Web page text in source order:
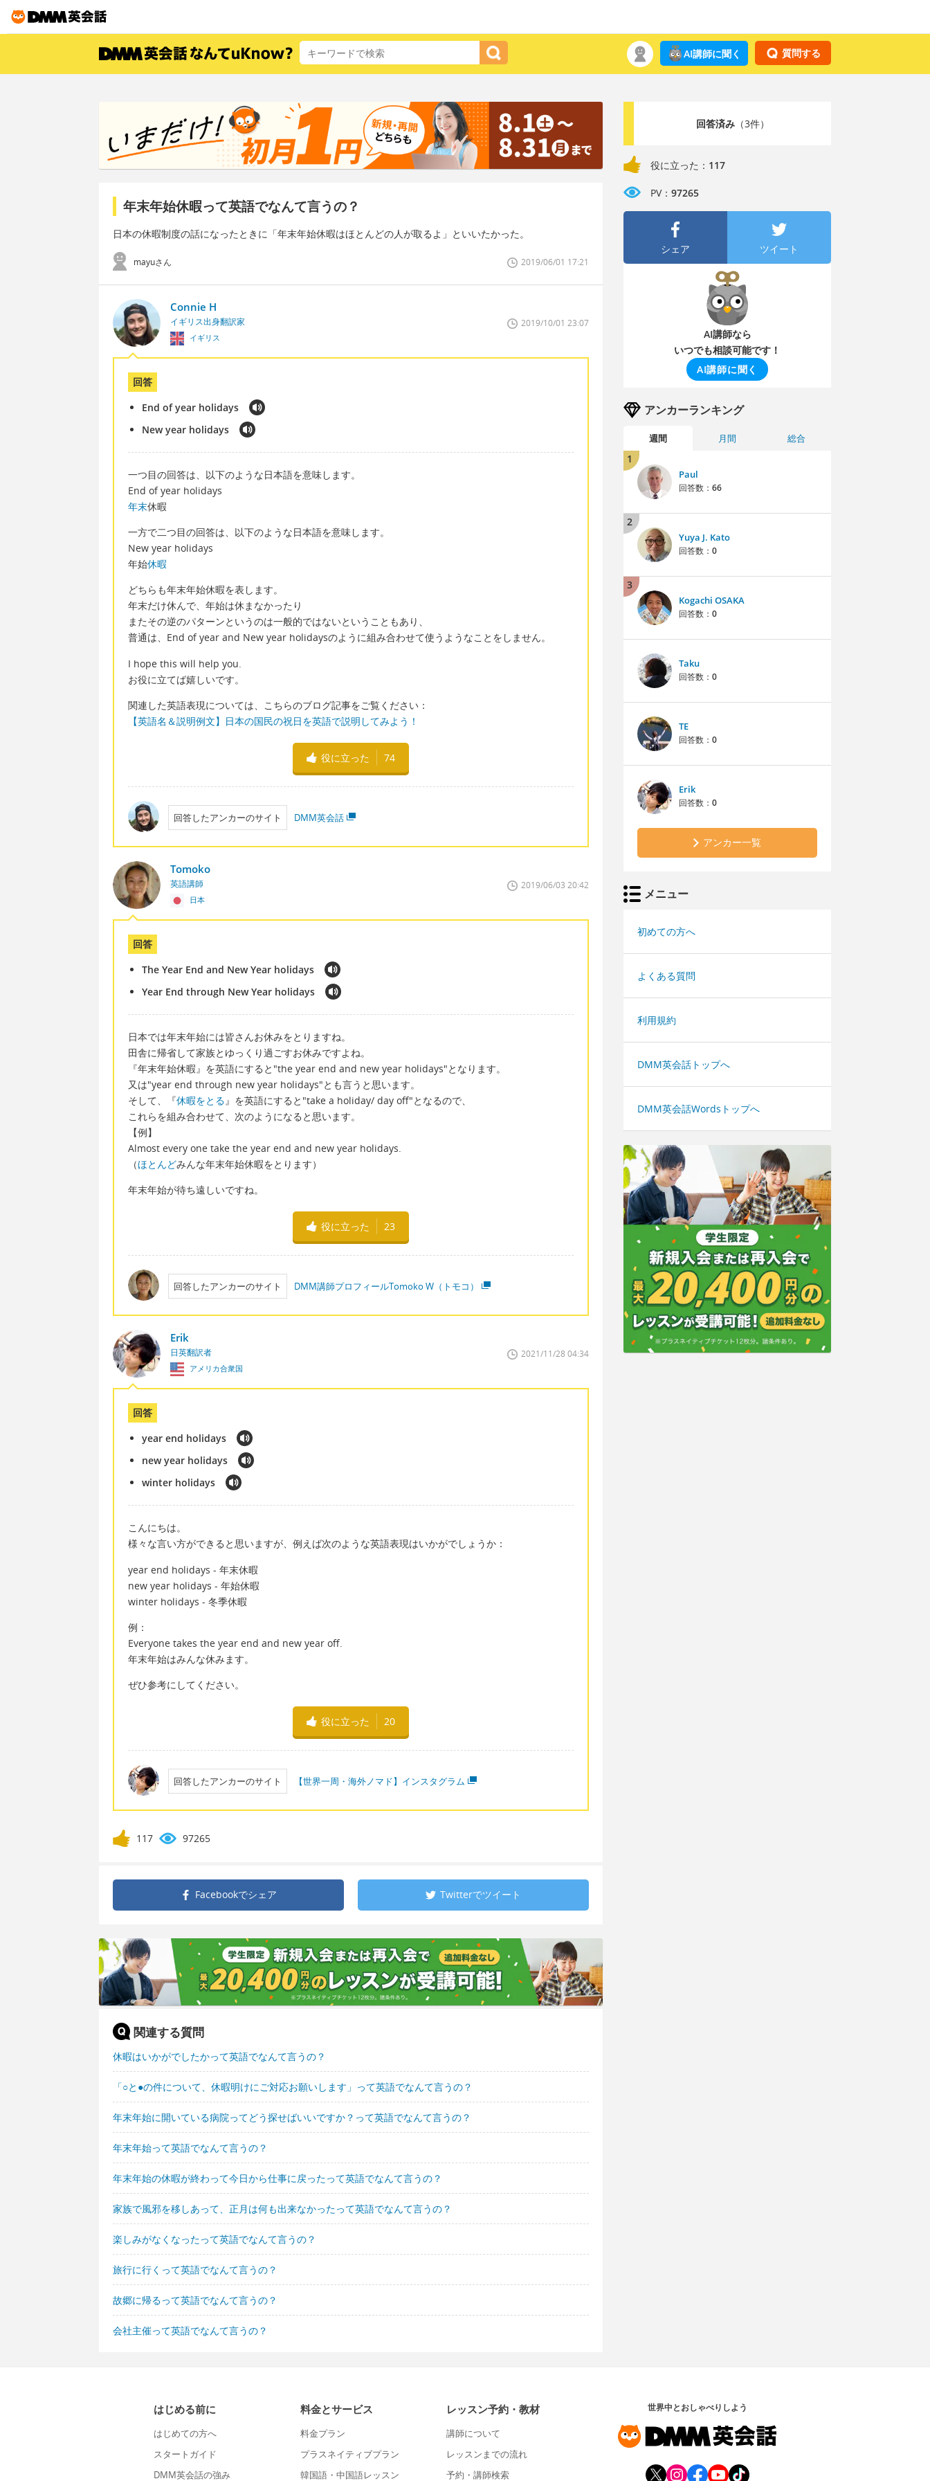
質問する
AI講師に聞く
年末年始休暇って英語でなんて言うの？
日本の休暇制度の話になったときに「年末年始休暇はほとんどの人が取るよ」といいたかった。
mayuさん 2019/06/01 17:21
Connie H
イギリス出身翻訳家
イギリス
2019/10/01 23:07
回答
End of year holidays
New year holidays
一つ目の回答は、以下のような日本語を意味します。
End of year holidays
年末休暇
一方で二つ目の回答は、以下のような日本語を意味します。
New year holidays
年始休暇
どちらも年末年始休暇を表します。
年末だけ休んで、年始は休まなかったり
またその逆のパターンというのは一般的ではないということもあり、
普通は、End of year and New year holidaysのように組み合わせて使うようなことをしません。
I hope this will help you.
お役に立てば嬉しいです。
関連した英語表現については、こちらのブログ記事をご覧ください：
【英語名＆説明例文】日本の国民の祝日を英語で説明してみよう！
役に立った 74
回答したアンカーのサイト DMM英会話
Tomoko
英語講師
日本
2019/06/03 20:42
回答
The Year End and New Year holidays
Year End through New Year holidays
日本では年末年始には皆さんお休みをとりますね。
田舎に帰省して家族とゆっくり過ごすお休みですよね。
『年末年始休暇』を英語にすると"the year end and new year holidays"となります。
又は"year end through new year holidays"とも言うと思います。
そして、『休暇をとる』を英語にすると"take a holiday/ day off"となるので、
これらを組み合わせて、次のようになると思います。
【例】
Almost every one take the year end and new year holidays.
（ほとんどみんな年末年始休暇をとります）
年末年始が待ち遠しいですね。
役に立った 23
回答したアンカーのサイト DMM講師プロフィールTomoko W（トモコ）
Erik
日英翻訳者
アメリカ合衆国
2021/11/28 04:34
回答
year end holidays
new year holidays
winter holidays
こんにちは。
様々な言い方ができると思いますが、例えば次のような英語表現はいかがでしょうか：
year end holidays - 年末休暇
new year holidays - 年始休暇
winter holidays - 冬季休暇
例：
Everyone takes the year end and new year off.
年末年始はみんな休みます。
ぜひ参考にしてください。
役に立った 20
回答したアンカーのサイト 【世界一周・海外ノマド】インスタグラム
117 97265
Facebookでシェア Twitterでツイート
関連する質問
休暇はいかがでしたかって英語でなんて言うの？
「○と●の件について、休暇明けにご対応お願いします」って英語でなんて言うの？
年末年始に開いている病院ってどう探せばいいですか？って英語でなんて言うの？
年末年始って英語でなんて言うの？
年末年始の休暇が終わって今日から仕事に戻ったって英語でなんて言うの？
家族で風邪を移しあって、正月は何も出来なかったって英語でなんて言うの？
楽しみがなくなったって英語でなんて言うの？
旅行に行くって英語でなんて言うの？
故郷に帰るって英語でなんて言うの？
会社主催って英語でなんて言うの？
回答済み（3件）
役に立った： 117
PV： 97265
シェア ツイート
AI講師なら
いつでも相談可能です！
AI講師に聞く
アンカーランキング
週間 月間 総合
1
Paul
回答数： 66
2
Yuya J. Kato
回答数： 0
3
Kogachi OSAKA
回答数： 0
Taku
回答数： 0
TE
回答数： 0
Erik
回答数： 0
アンカー一覧
メニュー
初めての方へ
よくある質問
利用規約
DMM英会話トップへ
DMM英会話Wordsトップへ
はじめる前に
はじめての方へ
スタートガイド
DMM英会話の強み
料金とサービス
料金プラン
プラスネイティブプラン
韓国語・中国語レッスン
レッスン予約・教材
講師について
レッスンまでの流れ
予約・講師検索
世界中とおしゃべりしよう